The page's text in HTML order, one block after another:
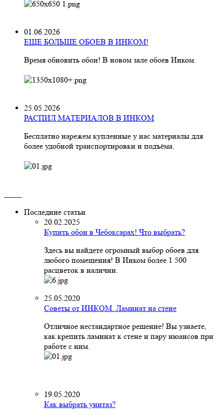
01.06.2026
ЕЩЕ БОЛЬШЕ ОБОЕВ В ИНКОМ!
Время обновить обои! В новом зале обоев Инком.
25.05.2026
РАСПИЛ МАТЕРИАЛОВ В ИНКОМ
Бесплатно нарежем купленные у нас материалы для
более удобной транспортировки и подъёма.
Последние статьи
20.02.2025
Купить обои в Чебоксарах! Что выбрать?
Здесь вы найдете огромный выбор обоев для
любого помещения! В Инком более 1 500
расцветок в наличии.
25.05.2020
Советы от ИНКОМ. Ламинат на стене
Отличное нестандартное решение! Вы узнаете,
как крепить ламинат к стене и пару нюансов при
работе с ним.
19.05.2020
Как выбрать унитаз?